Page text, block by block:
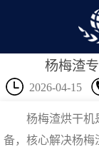
杨梅渣
2026-04-15
杨梅渣烘干机
备，核心解决杨梅